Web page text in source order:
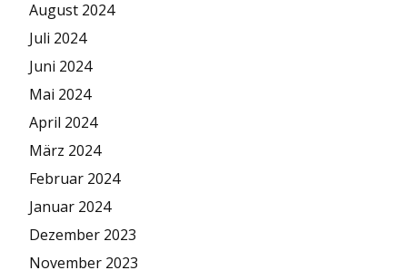
August 2024
Juli 2024
Juni 2024
Mai 2024
April 2024
März 2024
Februar 2024
Januar 2024
Dezember 2023
November 2023